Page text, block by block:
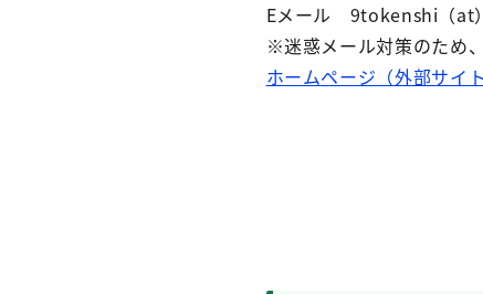
Eメール 9tokenshi（at
※迷惑メール対策のため
ホームページ（外部サイ